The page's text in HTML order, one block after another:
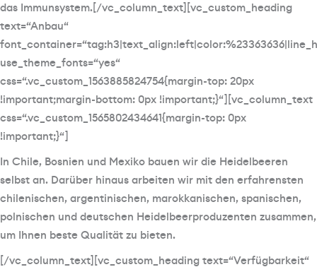
das Immunsystem.[/vc_column_text][vc_custom_heading
text=“Anbau“
use_theme_fonts=“yes“
css=“.vc_custom_1563885824754{margin-top: 20px
!important;margin-bottom: 0px !important;}“][vc_column_text
css=“.vc_custom_1565802434641{margin-top: 0px
!important;}“]
In Chile, Bosnien und Mexiko bauen wir die Heidelbeeren
selbst an. Darüber hinaus arbeiten wir mit den erfahrensten
chilenischen, argentinischen, marokkanischen, spanischen,
polnischen und deutschen Heidelbeerproduzenten zusammen,
um Ihnen beste Qualität zu bieten.
[/vc_column_text][vc_custom_heading text=“Verfügbarkeit“